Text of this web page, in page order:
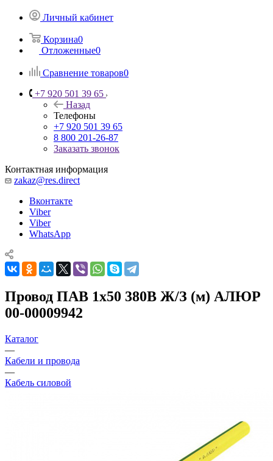
Личный кабинет
Корзина0
Отложенные0
Сравнение товаров0
+7 920 501 39 65
Назад
Телефоны
+7 920 501 39 65
8 800 201-26-87
Заказать звонок
Контактная информация
zakaz@res.direct
Вконтакте
Viber
Viber
WhatsApp
Провод ПАВ 1х50 380В Ж/З (м) АЛЮР
00-00009942
Каталог
—
Кабели и провода
—
Кабель силовой